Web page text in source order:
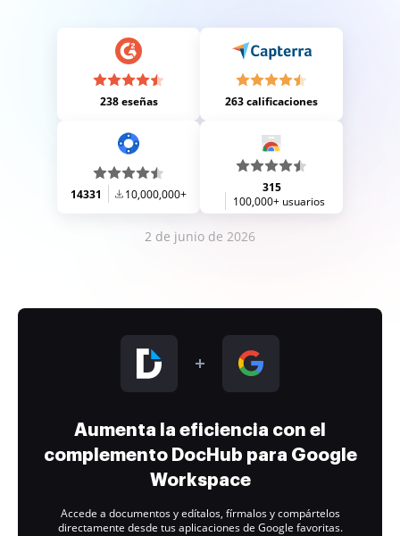
238 eseñas 263 calificaciones
14331 10,000,000+
315
100,000+ usuarios
2 de junio de 2026
Aumenta la eficiencia con el
complemento DocHub para Google
Workspace
Accede a documentos y edítalos, fírmalos y compártelos
directamente desde tus aplicaciones de Google favoritas.